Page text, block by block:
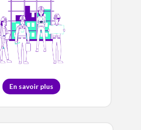
En savoir plus